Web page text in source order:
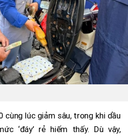
cùng lúc giảm sâu, trong khi dầu
‘đáy’ rẻ hiếm thấy. Dù vậy,